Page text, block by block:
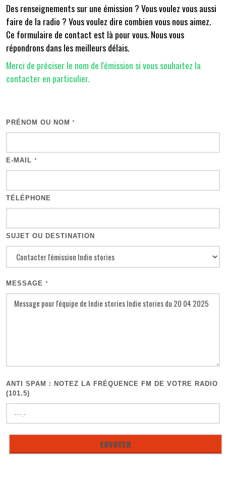
Des renseignements sur une émission ? Vous voulez vous aussi
faire de la radio ? Vous voulez dire combien vous nous aimez.
Ce formulaire de contact est là pour vous. Nous vous
répondrons dans les meilleurs délais.
Merci de préciser le nom de l'émission si vous souhaitez la
contacter en particulier.
PRÉNOM OU NOM *
E-MAIL *
TÉLÉPHONE
SUJET OU DESTINATION
MESSAGE *
ANTI SPAM : NOTEZ LA FRÉQUENCE FM DE VOTRE RADIO
(101.5)